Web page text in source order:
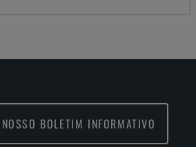
BOLETIM INFORMATIVO